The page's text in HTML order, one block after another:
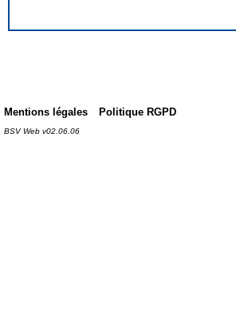
Mentions légales Politique RGPD
BSV Web v02.06.06